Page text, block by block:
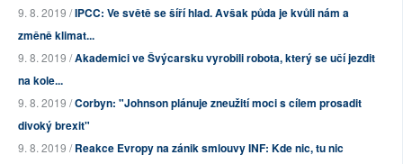
9. 8. 2019 /IPCC: Ve světě se šíří hlad. Avšak půda je kvůli nám a
změně klimat...
9. 8. 2019 /Akademici ve Švýcarsku vyrobili robota, který se učí jezdit
na kole...
9. 8. 2019 /Corbyn: "Johnson plánuje zneužití moci s cílem prosadit
divoký brexit"
9. 8. 2019 /Reakce Evropy na zánik smlouvy INF: Kde nic, tu nic